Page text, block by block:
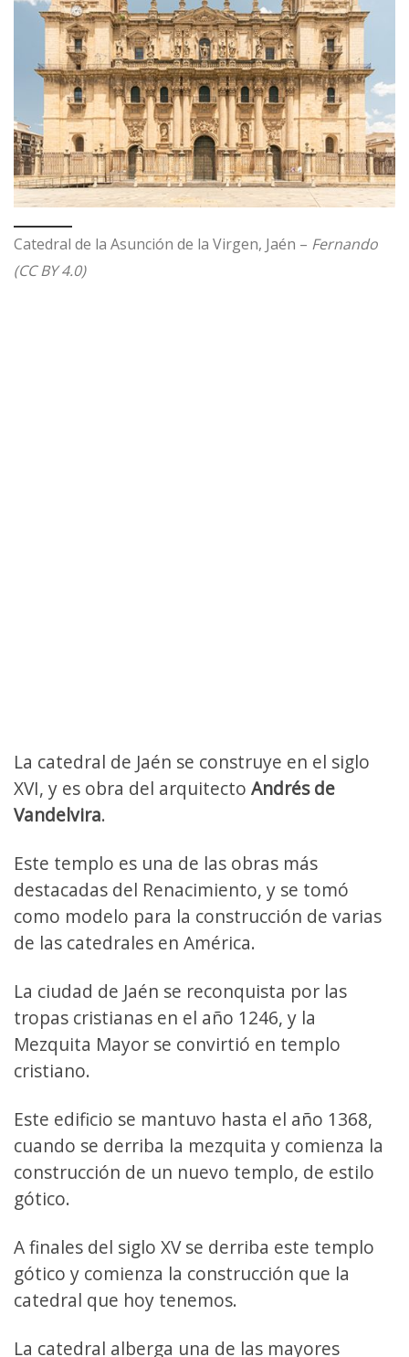
Catedral de la Asunción de la Virgen, Jaén – Fernando
(CC BY 4.0)
La catedral de Jaén se construye en el siglo
XVI, y es obra del arquitecto Andrés de
Vandelvira.
Este templo es una de las obras más
destacadas del Renacimiento, y se tomó
como modelo para la construcción de varias
de las catedrales en América.
La ciudad de Jaén se reconquista por las
tropas cristianas en el año 1246, y la
Mezquita Mayor se convirtió en templo
cristiano.
Este edificio se mantuvo hasta el año 1368,
cuando se derriba la mezquita y comienza la
construcción de un nuevo templo, de estilo
gótico.
A finales del siglo XV se derriba este templo
gótico y comienza la construcción que la
catedral que hoy tenemos.
La catedral alberga una de las mayores